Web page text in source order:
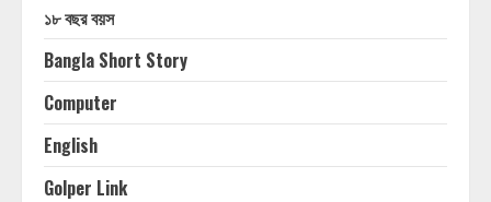
১৮ বছর বয়স
Bangla Short Story
Computer
English
Golper Link